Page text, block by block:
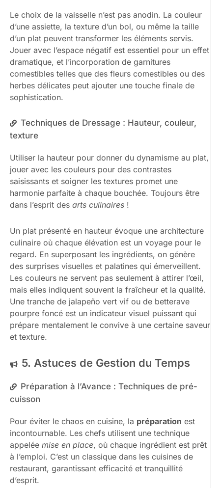
Le choix de la vaisselle n’est pas anodin. La couleur
d’une assiette, la texture d’un bol, ou même la taille
d’un plat peuvent transformer les éléments servis.
Jouer avec l’espace négatif est essentiel pour un effet
dramatique, et l’incorporation de garnitures
comestibles telles que des fleurs comestibles ou des
herbes délicates peut ajouter une touche finale de
sophistication.
Techniques de Dressage : Hauteur, couleur,
texture
Utiliser la hauteur pour donner du dynamisme au plat,
jouer avec les couleurs pour des contrastes
saisissants et soigner les textures promet une
harmonie parfaite à chaque bouchée. Toujours être
dans l’esprit des arts culinaires !
Un plat présenté en hauteur évoque une architecture
culinaire où chaque élévation est un voyage pour le
regard. En superposant les ingrédients, on génère
des surprises visuelles et palatines qui émerveillent.
Les couleurs ne servent pas seulement à attirer l’œil,
mais elles indiquent souvent la fraîcheur et la qualité.
Une tranche de jalapeño vert vif ou de betterave
pourpre foncé est un indicateur visuel puissant qui
prépare mentalement le convive à une certaine saveur
et texture.
5. Astuces de Gestion du Temps
Préparation à l’Avance : Techniques de pré-
cuisson
Pour éviter le chaos en cuisine, la préparation est
incontournable. Les chefs utilisent une technique
appelée mise en place, où chaque ingrédient est prêt
à l’emploi. C’est un classique dans les cuisines de
restaurant, garantissant efficacité et tranquillité
d’esprit.